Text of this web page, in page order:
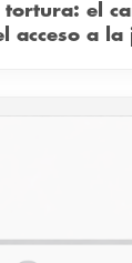
tortura: el
acceso a la